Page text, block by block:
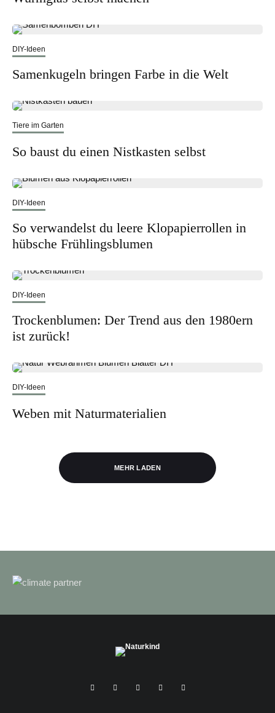
DIY-Ideen
Samenkugeln bringen Farbe in die Welt
Tiere im Garten
So baust du einen Nistkasten selbst
DIY-Ideen
So verwandelst du leere Klopapierrollen in
hübsche Frühlingsblumen
DIY-Ideen
Trockenblumen: Der Trend aus den 1980ern
ist zurück!
DIY-Ideen
Weben mit Naturmaterialien
MEHR LADEN